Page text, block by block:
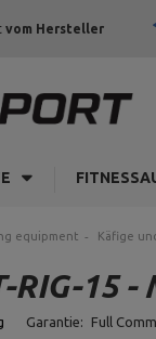
vom Hersteller
equipment Käfige
RIG-15 -
Garantie: Full